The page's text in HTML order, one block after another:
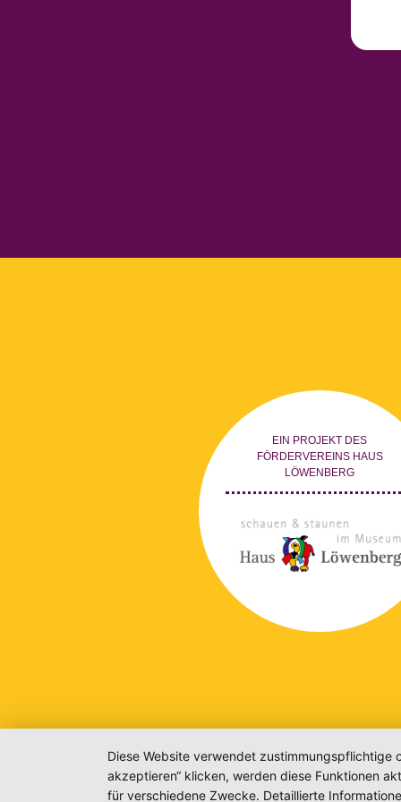
EIN PROJEKT DES
FÖRDERVEREINS HAUS
LÖWENBERG
Diese Website verwendet zustimmungspflichtige
akzeptieren“ klicken, werden diese Funktionen
für verschiedene Zwecke. Detaillierte